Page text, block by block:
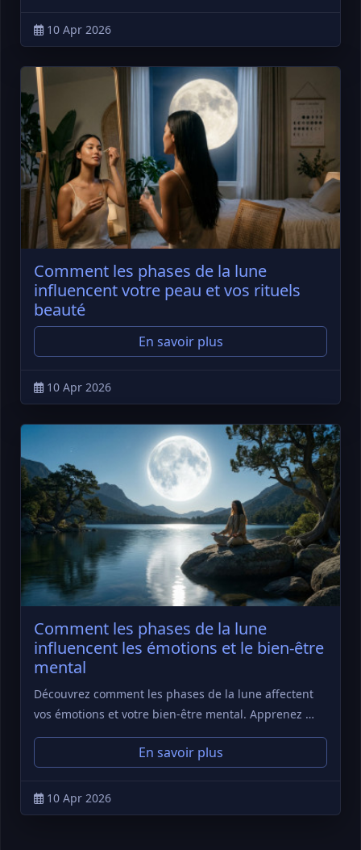
10 Apr 2026
Comment les phases de la lune
influencent votre peau et vos rituels
beauté
En savoir plus
10 Apr 2026
Comment les phases de la lune
influencent les émotions et le bien-être
mental
Découvrez comment les phases de la lune affectent
vos émotions et votre bien-être mental. Apprenez …
En savoir plus
10 Apr 2026